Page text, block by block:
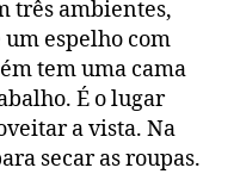
três ambientes,
espelho com
tem uma cama
É o lugar
a vista. Na
secar as roupas.